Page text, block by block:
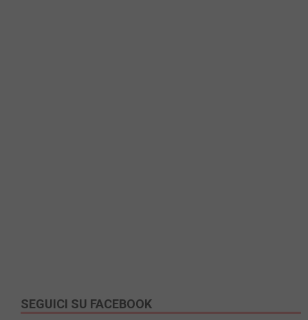
SEGUICI SU FACEBOOK